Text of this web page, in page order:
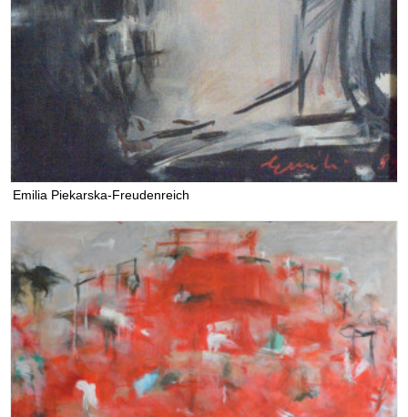
Emilia Piekarska-Freudenreich